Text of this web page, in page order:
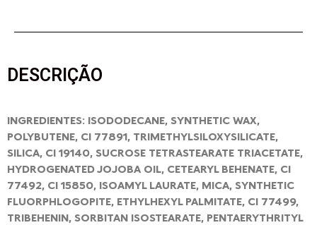
DESCRIÇÃO
INGREDIENTES: ISODODECANE, SYNTHETIC WAX,
POLYBUTENE, CI 77891, TRIMETHYLSILOXYSILICATE,
SILICA, CI 19140, SUCROSE TETRASTEARATE TRIACETATE,
HYDROGENATED JOJOBA OIL, CETEARYL BEHENATE, CI
77492, CI 15850, ISOAMYL LAURATE, MICA, SYNTHETIC
FLUORPHLOGOPITE, ETHYLHEXYL PALMITATE, CI 77499,
TRIBEHENIN, SORBITAN ISOSTEARATE, PENTAERYTHRITYL